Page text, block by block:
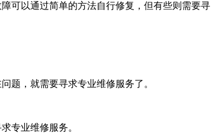
可以通过简单的方法自行修复，但有些则需要寻
题，就需要寻求专业维修服务了。
专业维修服务。